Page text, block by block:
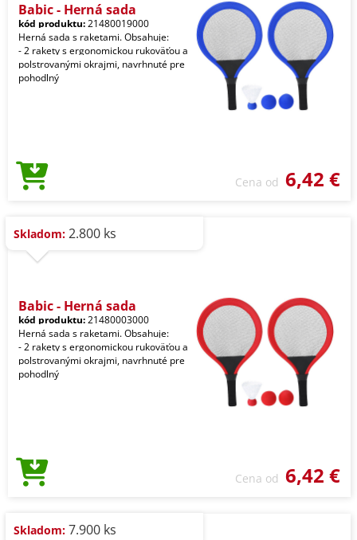
Babic - Herná sada
kód produktu:21480019000
Herná sada s raketami. Obsahuje:
- 2 rakety s ergonomickou rukoväťou a
polstrovanými okrajmi, navrhnuté pre
pohodlný
Cena od 6,42 €
Skladom: 2.800 ks
Babic - Herná sada
kód produktu:21480003000
Herná sada s raketami. Obsahuje:
- 2 rakety s ergonomickou rukoväťou a
polstrovanými okrajmi, navrhnuté pre
pohodlný
Cena od 6,42 €
Skladom: 7.900 ks